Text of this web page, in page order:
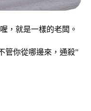
，就是一樣的老闆。
管你從哪邊來，通殺”